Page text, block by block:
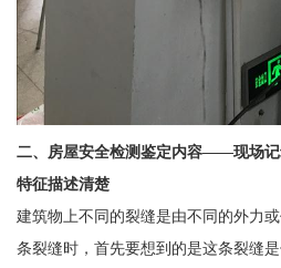
二、房屋安全检测鉴定内容——现场记
特征描述清楚
建筑物上不同的裂缝是由不同的外力
条裂缝时，首先要想到的是这条裂缝